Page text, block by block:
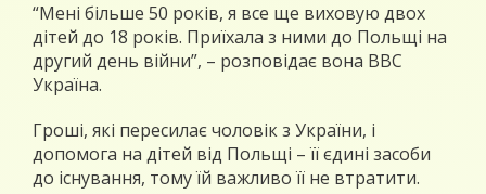
“Мені більше 50 років, я все ще виховую двох
дітей до 18 років. Приїхала з ними до Польщі на
другий день війни”, – розповідає вона ВВС
Україна.
Гроші, які пересилає чоловік з України, і
допомога на дітей від Польщі – її єдині засоби
до існування, тому їй важливо її не втратити.